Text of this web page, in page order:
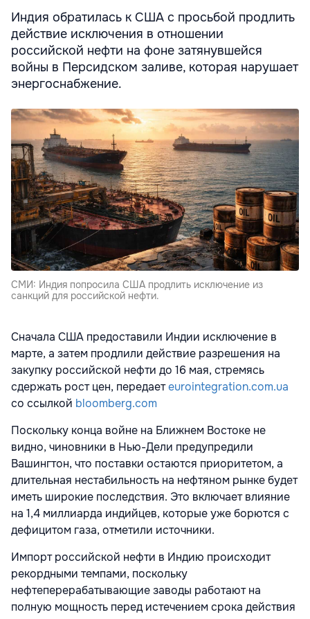
Индия обратилась к США с просьбой продлить
действие исключения в отношении
российской нефти на фоне затянувшейся
войны в Персидском заливе, которая нарушает
энергоснабжение.
СМИ: Индия попросила США продлить исключение из
санкций для российской нефти.
Сначала США предоставили Индии исключение в
марте, а затем продлили действие разрешения на
закупку российской нефти до 16 мая, стремясь
сдержать рост цен, передаетeurointegration.com.ua
со ссылкой bloomberg.com
Поскольку конца войне на Ближнем Востоке не
видно, чиновники в Нью-Дели предупредили
Вашингтон, что поставки остаются приоритетом, а
длительная нестабильность на нефтяном рынке будет
иметь широкие последствия. Это включает влияние
на 1,4 миллиарда индийцев, которые уже борются с
дефицитом газа, отметили источники.
Импорт российской нефти в Индию происходит
рекордными темпами, поскольку
нефтеперерабатывающие заводы работают на
полную мощность перед истечением срока действия